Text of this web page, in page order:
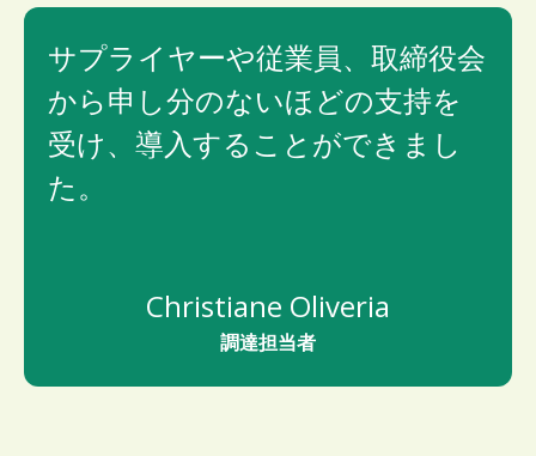
サプライヤーや従業員、取締役会
から申し分のないほどの支持を
受け、導入することができまし
た。
Christiane Oliveria
調達担当者